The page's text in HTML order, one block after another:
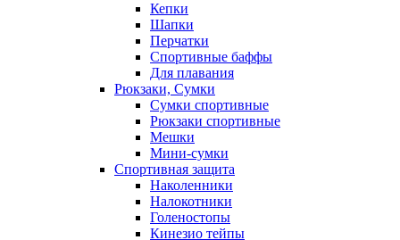
Кепки
Шапки
Перчатки
Спортивные баффы
Для плавания
Рюкзаки, Сумки
Сумки спортивные
Рюкзаки спортивные
Мешки
Мини-сумки
Спортивная защита
Наколенники
Налокотники
Голеностопы
Кинезио тейпы